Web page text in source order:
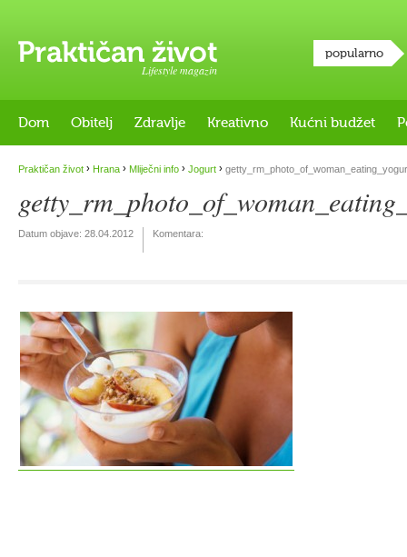
Lifestyle magazin
popularno
Dom Obitelj Zdravlje Kreativno Kućni budžet
Praktičan život › Hrana › Mliječni info › Jogurt ›
Datum objave: 28.04.2012 Komentara: